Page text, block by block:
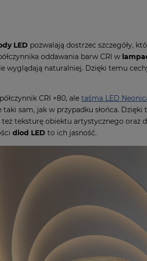
LED pozwalają dostrzec szczegóły,
oddawania barw CRI w
wyglądają naturalniej. Dzięki temu
CRI +80, ale taśma LED
taki sam, jak w przypadku słońca.
teksturę obiektu artystycznego oraz
diod LED to ich jasność.